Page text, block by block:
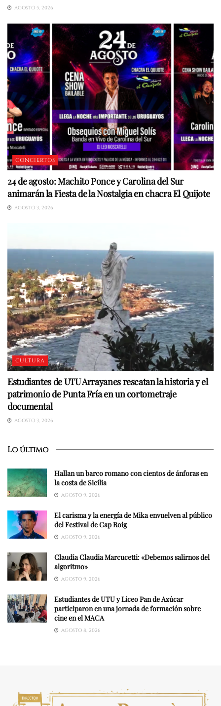
AGOSTO 5, 2026
CONCIERTOS
24 de agosto: Machito Ponce y Carolina del Sur
animarán la Fiesta de la Nostalgia en chacra El Quijote
AGOSTO 3, 2026
CULTURA
Estudiantes de UTU Arrayanes rescatan la historia y el
patrimonio de Punta Fría en un cortometraje
documental
AGOSTO 3, 2026
Lo último
Hallan un barco romano con cientos de ánforas en
la costa de Sicilia
AGOSTO 9, 2026
El carisma y la energía de Mika envuelven al público
del Festival de Cap Roig
AGOSTO 9, 2026
Claudia Claudia Marcucetti: «Debemos salirnos del
algoritmo»
AGOSTO 9, 2026
Estudiantes de UTU y Liceo Pan de Azúcar
participaron en una jornada de formación sobre
cine en el MACA
AGOSTO 8, 2026